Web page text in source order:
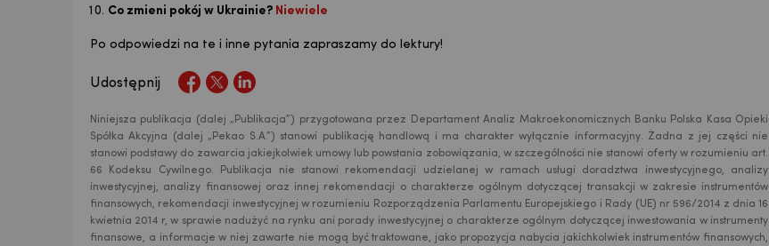
Co zmieni pokój w Ukrainie? Niewiele
Po odpowiedzi na te i inne pytania zapraszamy do lektury!
Udostępnij
Niniejsza publikacja (dalej „Publikacja”) przygotowana przez Departament Analiz Makroekonomicznych Banku Polska Kasa Opieki
Spółka Akcyjna (dalej „Pekao S.A.”) stanowi publikację handlową i ma charakter wyłącznie informacyjny. Żadna z jej części nie
stanowi podstawy do zawarcia jakiejkolwiek umowy lub powstania zobowiązania, w szczególności nie stanowi oferty w rozumieniu art.
66 Kodeksu Cywilnego. Publikacja nie stanowi rekomendacji udzielanej w ramach usługi doradztwa inwestycyjnego, analizy
inwestycyjnej, analizy finansowej oraz innej rekomendacji o charakterze ogólnym dotyczącej transakcji w zakresie instrumentów
finansowych, rekomendacji inwestycyjnej w rozumieniu Rozporządzenia Parlamentu Europejskiego i Rady (UE) nr 596/2014 z dnia 16
kwietnia 2014 r, w sprawie nadużyć na rynku ani porady inwestycyjnej o charakterze ogólnym dotyczącej inwestowania w instrumenty
finansowe, a informacje w niej zawarte nie mogą być traktowane, jako propozycja nabycia jakichkolwiek instrumentów finansowych,
USD